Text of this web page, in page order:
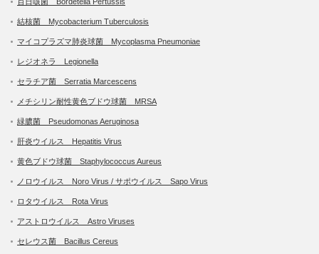
結核菌 Mycobacterium Tuberculosis
マイコプラズマ肺炎球菌 Mycoplasma Pneumoniae
レジオネラ Legionella
セラチア菌 Serratia Marcescens
メチシリン耐性黄色ブドウ球菌 MRSA
緑膿菌 Pseudomonas Aeruginosa
肝炎ウイルス Hepatitis Virus
黄色ブドウ球菌 Staphylococcus Aureus
ノロウイルス Noro Virus / サポウイルス Sapo Virus
ロタウイルス Rota Virus
アストロウイルス Astro Viruses
セレウス菌 Bacillus Cereus